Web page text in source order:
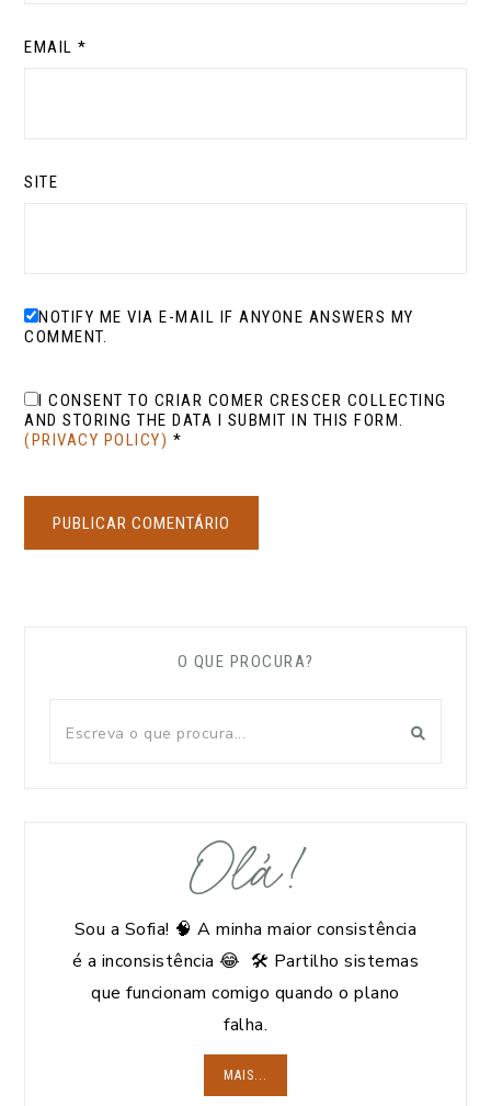
EMAIL *
SITE
NOTIFY ME VIA E-MAIL IF ANYONE ANSWERS MY
COMMENT.
I CONSENT TO CRIAR COMER CRESCER COLLECTING
AND STORING THE DATA I SUBMIT IN THIS FORM.
(PRIVACY POLICY) *
O QUE PROCURA?
Olá!
Sou a Sofia! 🧠 A minha maior consistência
é a inconsistência 😂 🛠️ Partilho sistemas
que funcionam comigo quando o plano
falha.
MAIS...